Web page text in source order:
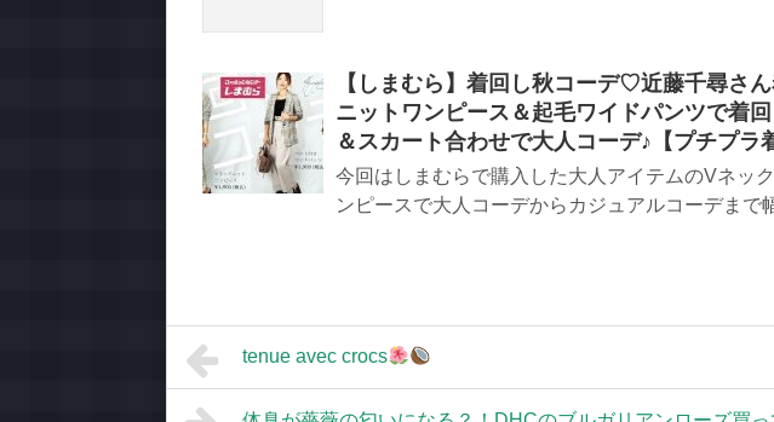
【しまむら】着回し秋コーデ♡近藤千尋さ
ニットワンピース＆起毛ワイドパンツで着
＆スカート合わせで大人コーデ♪【プチプラ
今回はしまむらで購入した大人アイテムのVネッ
ンピースで大人コーデからカジュアルコーデまで
tenue avec crocs